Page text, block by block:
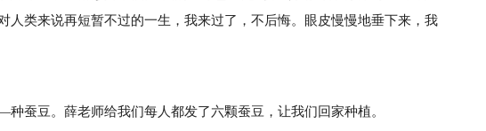
人类来说再短暂不过的一生，我来过了，不后悔。眼皮慢慢地垂下来，我
蚕豆。薛老师给我们每人都发了六颗蚕豆，让我们回家种植。